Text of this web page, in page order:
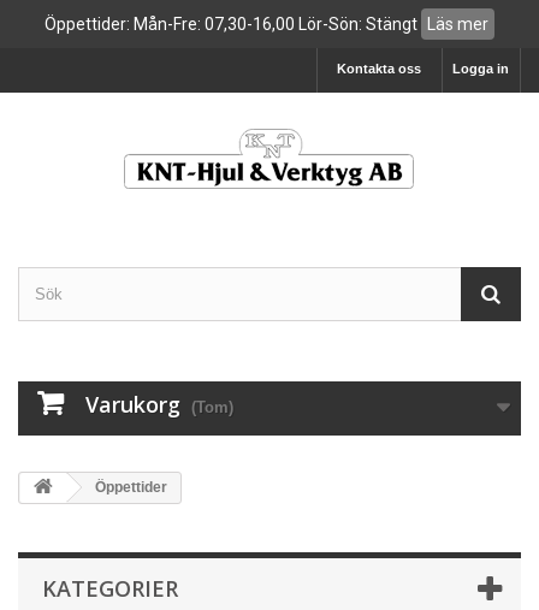
Öppettider: Mån-Fre: 07,30-16,00 Lör-Sön: Stängt Läs mer
Logga in
Kontakta oss
Varukorg (Tom)
Öppettider
KATEGORIER